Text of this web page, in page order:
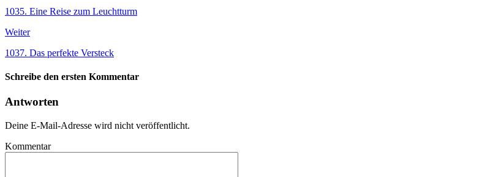
1035. Eine Reise zum Leuchtturm
Weiter
1037. Das perfekte Versteck
Schreibe den ersten Kommentar
Antworten
Deine E-Mail-Adresse wird nicht veröffentlicht.
Kommentar